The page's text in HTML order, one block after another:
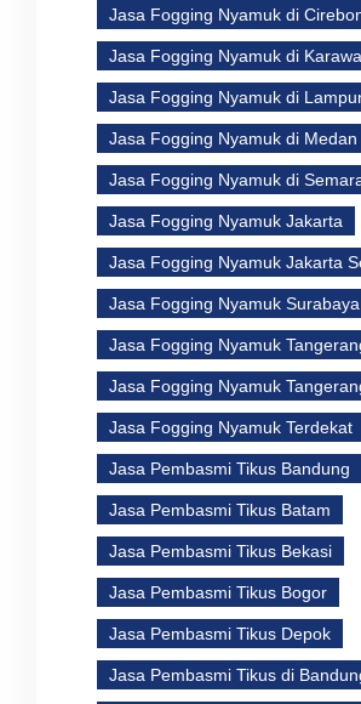
Jasa Fogging Nyamuk di
Jasa Fogging Nyamuk di
Jasa Fogging Nyamuk di
Jasa Fogging Nyamuk di Medan
Jasa Fogging Nyamuk di
Jasa Fogging Nyamuk Jakarta
Jasa Fogging Nyamuk Jakarta
Jasa Fogging Nyamuk Surabaya
Jasa Fogging Nyamuk
Jasa Fogging Nyamuk
Jasa Fogging Nyamuk Terdekat
Jasa Pembasmi Tikus Bandung
Jasa Pembasmi Tikus Batam
Jasa Pembasmi Tikus Bekasi
Jasa Pembasmi Tikus Bogor
Jasa Pembasmi Tikus Depok
Jasa Pembasmi Tikus di